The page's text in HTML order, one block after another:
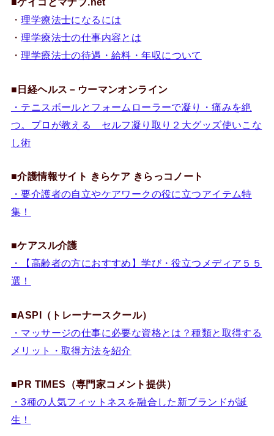
・理学療法士になるには
・理学療法士の仕事内容とは
・理学療法士の待遇・給料・年収について
■ 日経ヘルス－ウーマンオンライン
・テニスボールとフォームローラーで凝り・痛みを絶
つ。プロが教える セルフ凝り取り２大グッズ使いこな
し術
■介護情報サイト きらケア きらっコノート
・要介護者の自立やケアワークの役に立つアイテム特
集！
■ケアスル介護
・【高齢者の方におすすめ】学び・役立つメディア５５
選！
■ASPI（トレーナースクール）
・マッサージの仕事に必要な資格とは？種類と取得する
メリット・取得方法を紹介
■PR TIMES（専門家コメント提供）
・3種の人気フィットネスを融合した新ブランドが誕
生！